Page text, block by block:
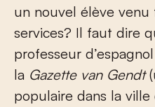
un nouvel élève venu
services? Il faut dire
professeur
la Gazette van Gendt
populaire dans la